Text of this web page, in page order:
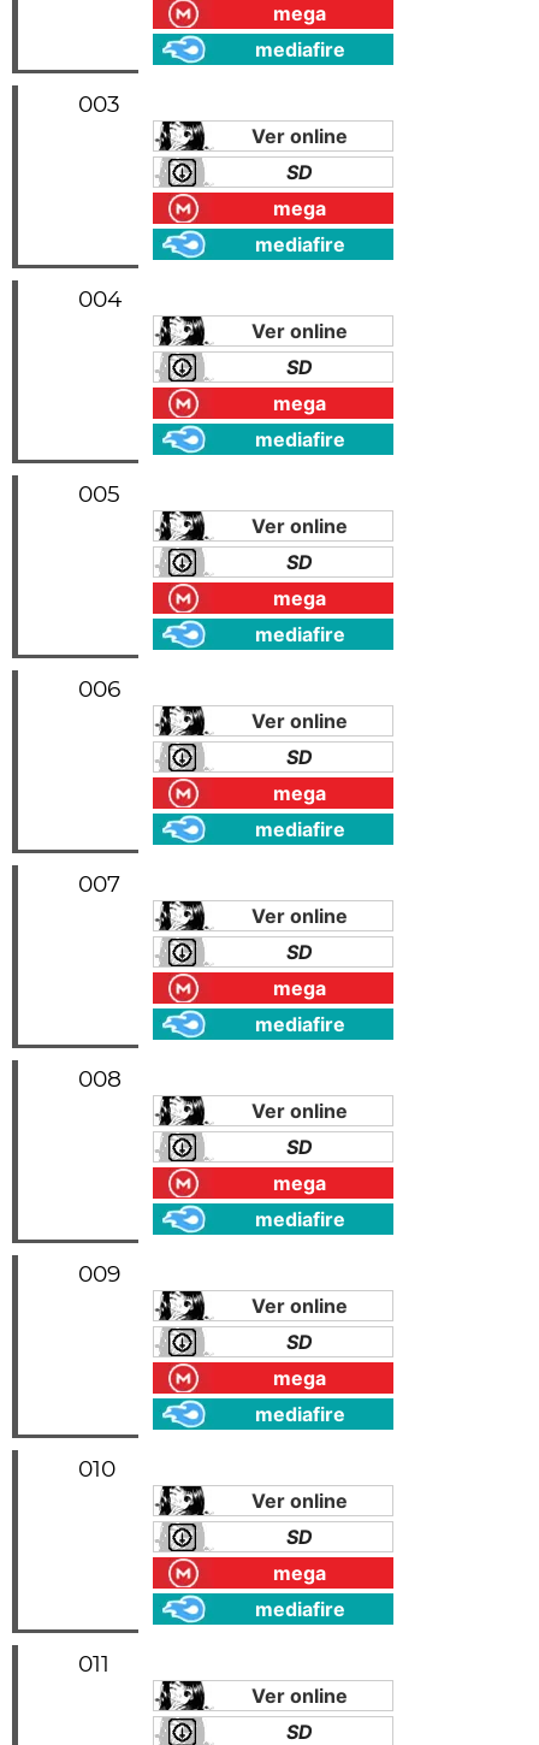
mega
mediafire
003
Ver online
SD
mega
mediafire
004
Ver online
SD
mega
mediafire
005
Ver online
SD
mega
mediafire
006
Ver online
SD
mega
mediafire
007
Ver online
SD
mega
mediafire
008
Ver online
SD
mega
mediafire
009
Ver online
SD
mega
mediafire
010
Ver online
SD
mega
mediafire
011
Ver online
SD